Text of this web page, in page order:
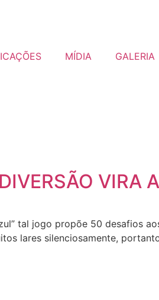
MÍDIA GALERIA
VIRA
tal jogo propõe 50 desafios
lares silenciosamente,